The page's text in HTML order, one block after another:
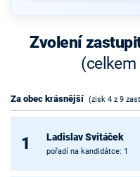
Zvolení
Za obec krásnější (zisk 4 z 9
1 Ladislav Svitáček
pořadí na kandidátce: 1